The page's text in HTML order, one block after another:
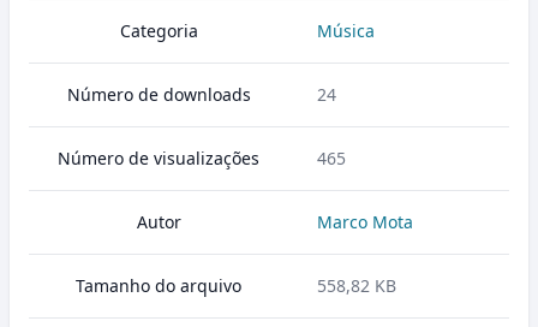
Categoria Música
Número de downloads 24
Número de visualizações 465
Autor Marco Mota
Tamanho do arquivo 558,82 KB